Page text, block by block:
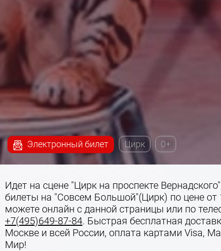
Электронный билет Цирк 0+
Идет на сцене "Цирк на проспекте
билеты на "Совсем Большой"(Цирк) по цене
можете онлайн с данной страницы или по
+7(495)649-87-84. Быстрая бесплатная
Москве и всей России, оплата картами Visa,
Мир!